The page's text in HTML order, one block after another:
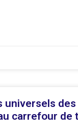
universels
carrefour de